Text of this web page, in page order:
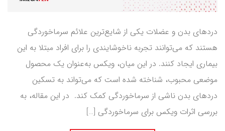
دردهای بدن و عضلات یکی از شایع‌ترین علائم سرماخوردگی
هستند که می‌توانند تجربه ناخوشایندی را برای افراد مبتلا به این
بیماری ایجاد کنند. در این میان، ویکس به‌عنوان یک محصول
موضعی محبوب، شناخته ‌شده است که می‌تواند به تسکین
دردهای بدن ناشی از سرماخوردگی کمک کند. در این مقاله، به
بررسی اثرات ویکس برای سرماخوردگی […]